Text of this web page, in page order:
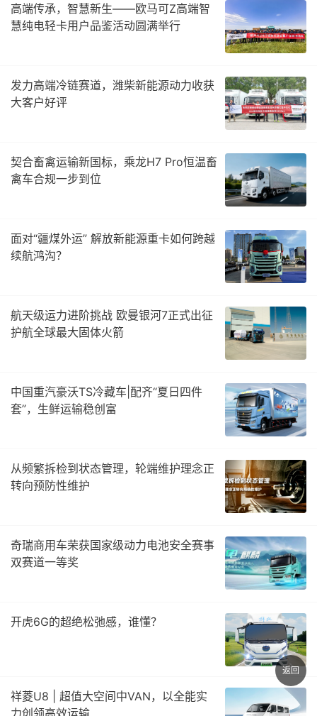
高端传承，智慧新生——欧马可Z高端智
慧纯电轻卡用户品鉴活动圆满举行
发力高端冷链赛道，潍柴新能源动力收获
大客户好评
契合畜禽运输新国标，乘龙H7 Pro恒温畜
禽车合规一步到位
面对“疆煤外运” 解放新能源重卡如何跨越
续航鸿沟？
航天级运力进阶挑战 欧曼银河7正式出征
护航全球最大固体火箭
中国重汽豪沃TS冷藏车|配齐“夏日四件
套”，生鲜运输稳创富
从频繁拆检到状态管理，轮端维护理念正
转向预防性维护
奇瑞商用车荣获国家级动力电池安全赛事
双赛道一等奖
开虎6G的超绝松弛感，谁懂？
祥菱U8 | 超值大空间中VAN，以全能实
力创领高效运输
返回